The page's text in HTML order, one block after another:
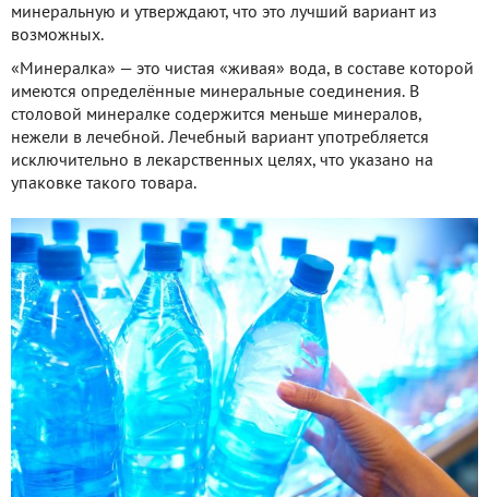
минеральную и утверждают, что это лучший вариант из
возможных.
«Минералка» — это чистая «живая» вода, в составе которой
имеются определённые минеральные соединения. В
столовой минералке содержится меньше минералов,
нежели в лечебной. Лечебный вариант употребляется
исключительно в лекарственных целях, что указано на
упаковке такого товара.